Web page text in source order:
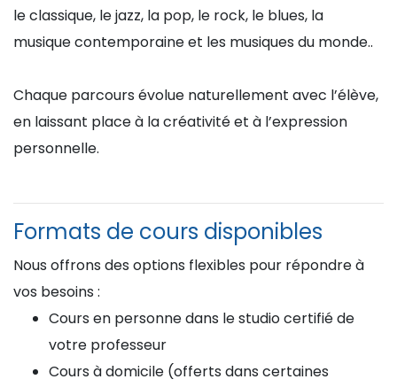
le classique, le jazz, la pop, le rock, le blues, la
musique contemporaine et les musiques du monde..
Chaque parcours évolue naturellement avec l’élève,
en laissant place à la créativité et à l’expression
personnelle.
Formats de cours disponibles
Nous offrons des options flexibles pour répondre à
vos besoins :
Cours en personne dans le studio certifié de
votre professeur
Cours à domicile (offerts dans certaines